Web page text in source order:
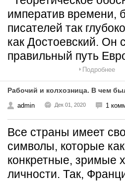
императив времени,
писателей так
как Достоевский. Он
правильный путь
Подробнее
Рабочий и колхозница. В чем
admin Дек 01, 2020 1
Все страны имеет
символы, которые
конкретные, зримые
личности. Так,